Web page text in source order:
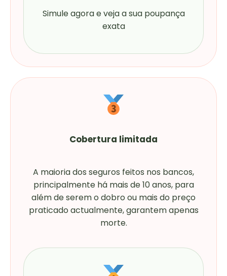
Simule agora e veja a sua poupança
exata
Cobertura limitada
A maioria dos seguros feitos nos bancos,
principalmente há mais de 10 anos, para
além de serem o dobro ou mais do preço
praticado actualmente, garantem apenas
morte.